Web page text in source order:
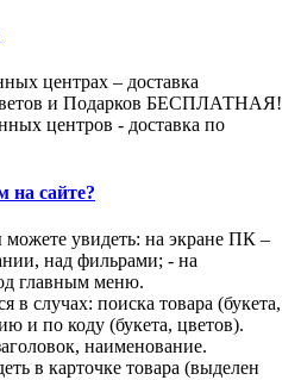
центрах – доставка
и Подарков БЕСПЛАТНАЯ!
центров - доставка по
на сайте?
увидеть: на экране ПК –
над фильрами; - на
главным меню.
в случах: поиска товара (букета,
и по коду (букета, цветов).
наименование.
в карточке товара (выделен